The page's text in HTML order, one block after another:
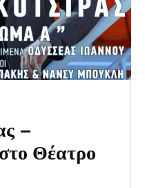
–
Θέατρο